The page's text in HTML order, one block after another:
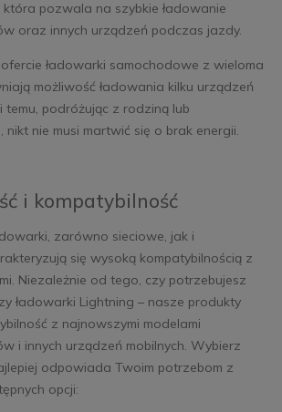
która pozwala na szybkie ładowanie
oraz innych urządzeń podczas jazdy.
ładowarki samochodowe z wieloma
możliwość ładowania kilku urządzeń
temu, podróżując z rodziną lub
nikt nie musi martwić się o brak energii.
i kompatybilność
zarówno sieciowe, jak i
się wysoką kompatybilnością z
Niezależnie od tego, czy potrzebujesz
ładowarki Lightning – nasze produkty
z najnowszymi modelami
i innych urządzeń mobilnych. Wybierz
odpowiada Twoim potrzebom z
opcji: